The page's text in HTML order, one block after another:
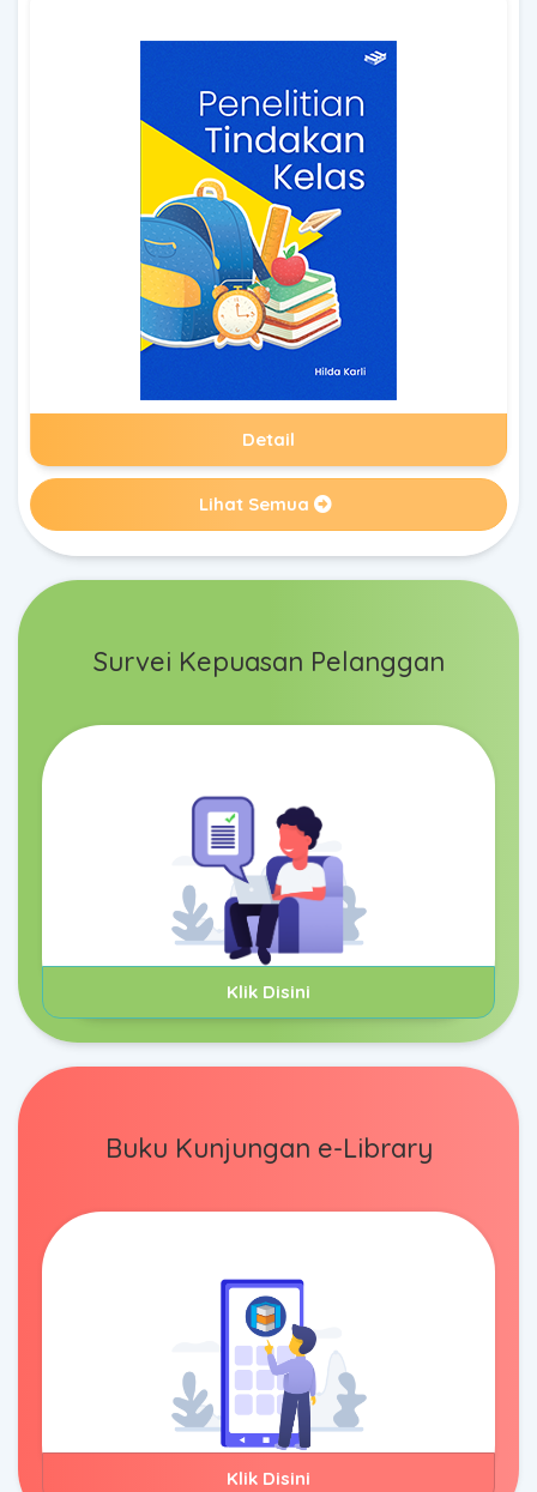
Detail
Lihat Semua
Survei Kepuasan Pelanggan
Klik Disini
Buku Kunjungan e-Library
Klik Disini